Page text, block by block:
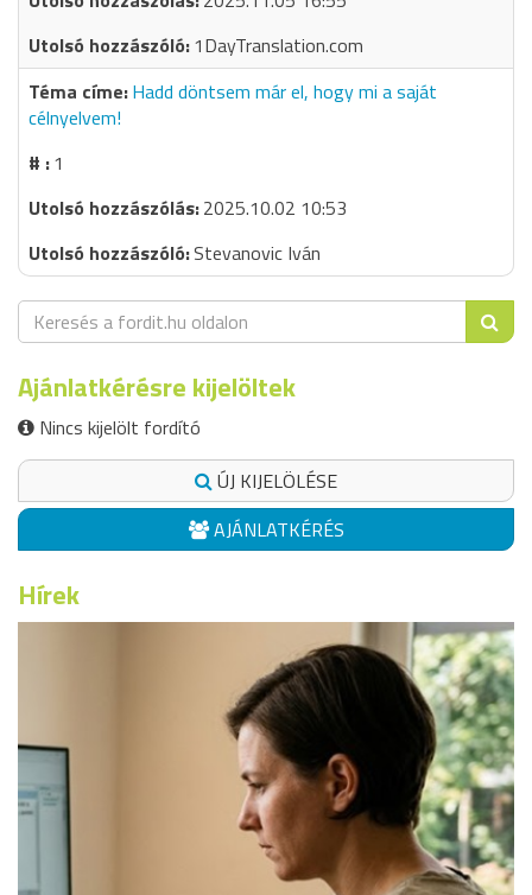
1DayTranslation.com
Hadd döntsem már el, hogy mi a saját
célnyelvem!
1
2025.10.02 10:53
Stevanovic Iván
Ajánlatkérésre kijelöltek
Nincs kijelölt fordító
ÚJ KIJELÖLÉSE
AJÁNLATKÉRÉS
Hírek